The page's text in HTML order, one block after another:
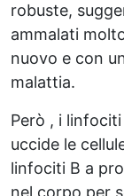
robuste,
ammalati
nuovo e con
malattia.
Però , i
uccide le
linfociti B a